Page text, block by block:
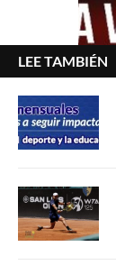
LEE TAMBIÉN